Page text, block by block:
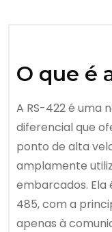
O que é
A RS-422 é uma
diferencial que
ponto de alta
amplamente
embarcados. Ela
485, com a
apenas à